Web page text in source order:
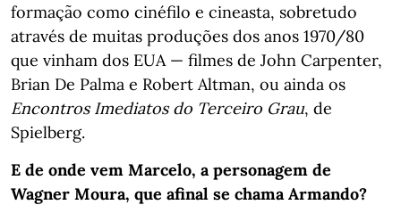
formação como cinéfilo e cineasta, sobretudo
através de muitas produções dos anos 1970/80
que vinham dos EUA — filmes de John Carpenter,
Brian De Palma e Robert Altman, ou ainda os
Encontros Imediatos do Terceiro Grau, de
Spielberg.
E de onde vem Marcelo, a personagem de
Wagner Moura, que afinal se chama Armando?